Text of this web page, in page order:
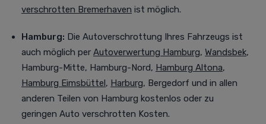
verschrotten Bremerhaven ist möglich.
Hamburg: Die Autoverschrottung Ihres Fahrzeugs ist
auch möglich per Autoverwertung Hamburg, Wandsbek,
Hamburg-Mitte, Hamburg-Nord, Hamburg Altona,
Hamburg Eimsbüttel, Harburg, Bergedorf und in allen
anderen Teilen von Hamburg kostenlos oder zu
geringen Auto verschrotten Kosten.